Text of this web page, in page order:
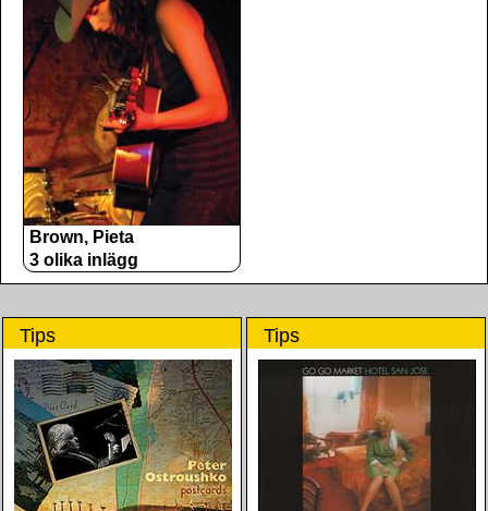
Brown, Pieta
3 olika inlägg
Tips Tips